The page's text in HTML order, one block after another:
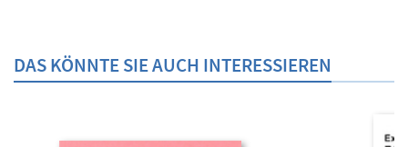
DAS KÖNNTE SIE AUCH INTERESSIEREN